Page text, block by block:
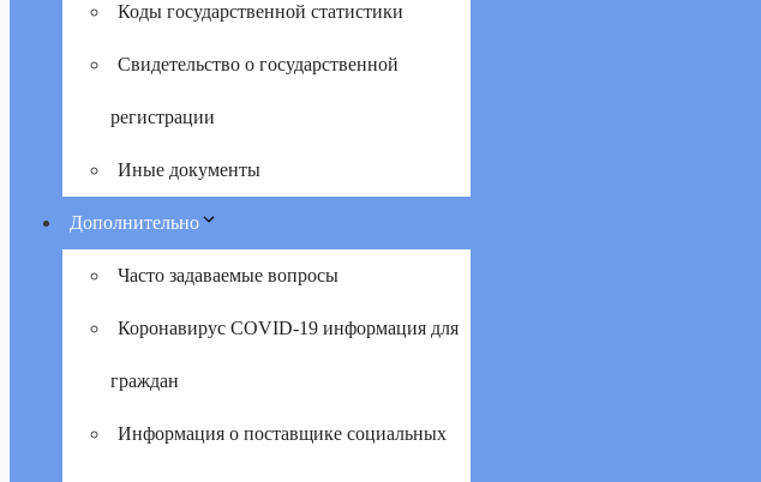
Коды государственной статистики
Свидетельство о государственной
регистрации
Иные документы
Дополнительно
Часто задаваемые вопросы
Коронавирус COVID-19 информация для
граждан
Информация о поставщике социальных